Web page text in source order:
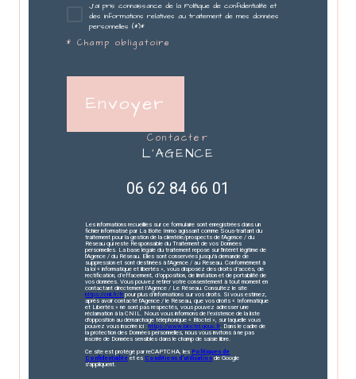
J'ai pris connaissance de la Politique de confidentialité et
des informations relatives au traitement de mes données
personnelles (*)*
* Champ obligatoire
Envoyer
contacter
L'AGENCE
06 62 84 66 01
Les informations recueillies sur ce formulaire sont enregistrées dans un
fichier informatisé par La Boite Immo agissant comme Sous-traitant du
traitement pour la gestion de la clientèle/prospects de l'Agence / du
Réseau qui reste Responsable du Traitement de vos Données
personnelles. La base légale du traitement repose sur l'intérêt légitime de
l'Agence / du Réseau. Elles sont conservées jusqu'à demande de
suppression et sont destinées à l'Agence / au Réseau. Conformément à
la loi « informatique et libertés », vous disposez des droits d’accès, de
rectification, d’effacement, d’opposition, de limitation et de portabilité de
vos données. Vous pouvez retirer votre consentement à tout moment en
contactant directement l’Agence / Le Réseau. Consultez le site
https://cnil.fr/fr pour plus d’informations sur vos droits. Si vous estimez,
après avoir contacté l'Agence / le Réseau, que vos droits « Informatique
et Libertés » ne sont pas respectés, vous pouvez adresser une
réclamation à la CNIL. Nous vous informons de l’existence de la liste
d'opposition au démarchage téléphonique « Bloctel », sur laquelle vous
pouvez vous inscrire ici :https://www.bloctel.gouv.fr. Dans le cadre de
la protection des Données personnelles, nous vous invitons à ne pas
inscrire de Données sensibles dans le champ de saisie libre.
Ce site est protégé par reCAPTCHA, les Politiques de
Confidentialité et es Conditions d'utilisation de Google
s'appliquent.